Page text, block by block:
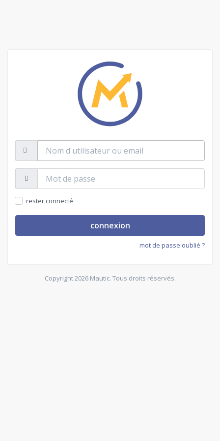
d'utilisateur
ou
email
passe:
rester connecté
connexion
mot de passe oublié ?
Copyright 2026 Mautic. Tous droits réservés.